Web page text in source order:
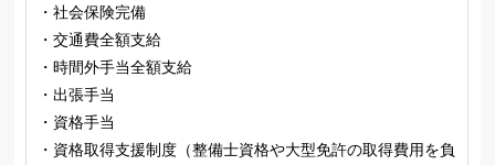
・社会保険完備
・交通費全額支給
・時間外手当全額支給
・出張手当
・資格手当
・資格取得支援制度（整備士資格や大型免許の取得費用を負